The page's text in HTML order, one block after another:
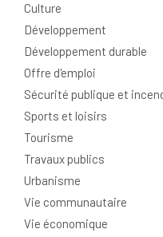
Culture
Développement
Développement durable
Offre d'emploi
Sécurité publique et
Sports et loisirs
Tourisme
Travaux publics
Urbanisme
Vie communautaire
Vie économique